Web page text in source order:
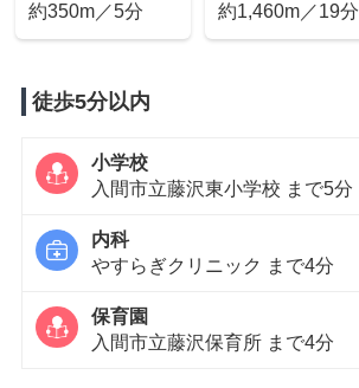
小学校
約350m／5分
中学校
約1,460m／19分
徒歩5分以内
小学校
入間市立藤沢東小学校 まで5分
内科
やすらぎクリニック まで4分
保育園
入間市立藤沢保育所 まで4分